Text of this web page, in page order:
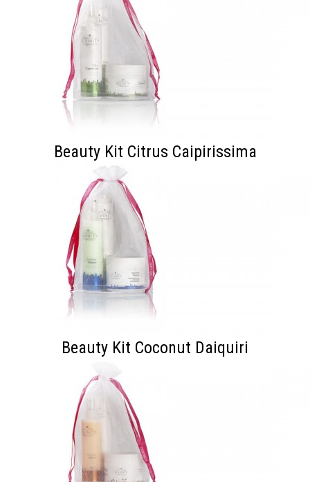
Beauty Kit Citrus Caipirissima
Beauty Kit Coconut Daiquiri